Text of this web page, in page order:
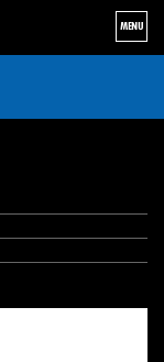
MENU